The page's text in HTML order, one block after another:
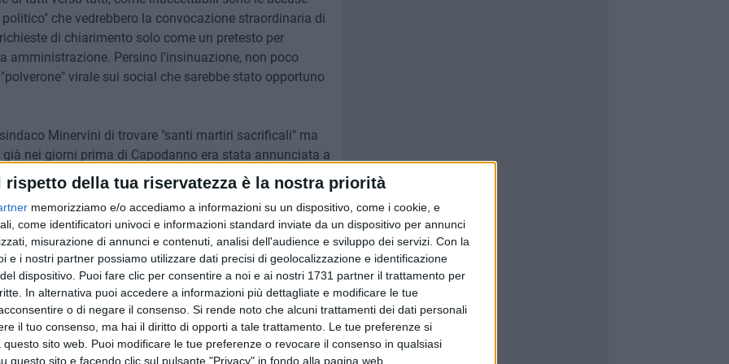
rispetto della tua riservatezza è la nostra priorità
memorizziamo e/o accediamo a informazioni su un dispositivo, come i cookie, e
come identificatori univoci e informazioni standard inviate da un dispositivo per annunci
misurazione di annunci e contenuti, analisi dell'audience e sviluppo dei servizi. Con la
e i nostri partner possiamo utilizzare dati precisi di geolocalizzazione e identificazione
dispositivo. Puoi fare clic per consentire a noi e ai nostri 1731 partner il trattamento per
In alternativa puoi accedere a informazioni più dettagliate e modificare le tue
o di negare il consenso. Si rende noto che alcuni trattamenti dei dati personali
il tuo consenso, ma hai il diritto di opporti a tale trattamento. Le tue preferenze si
sito web. Puoi modificare le tue preferenze o revocare il consenso in qualsiasi
questo sito e facendo clic sul pulsante "Privacy" in fondo alla pagina web.
che vedrebbero la convocazione straordinaria di
di chiarimento solo come un pretesto per
amministrazione. Persino l'insinuazione, non poco
virale sui social che sarebbe stato opportuno
Minervini di trovare "santi martiri sacrificali" ma
nei giorni prima di Capodanno era stata annunciata a
di prevenzione su alcune "zone calde" della città, un
ci fosse un problema lo ha ammesso, purtroppo in
prefetto del 2 gennaio".
Molfetta e "Più di Cosi" che gli arresti non
che affronti il problema non solo sul piano della
situazioni di disagio sociale il sostegno dell'intera
a Capodanno necessitava di un'azione
e deve pensare di poter commettere atti criminali senza
pensare che dei giovani ragazzi della nostra